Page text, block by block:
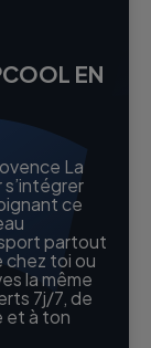
EN
La
ce
partout
chez toi ou
la même
7j/7, de
et à ton